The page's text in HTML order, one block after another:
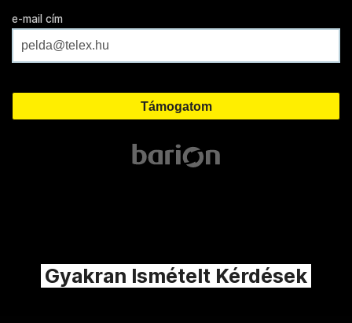
e-mail cím
Gyakran Ismételt Kérdések